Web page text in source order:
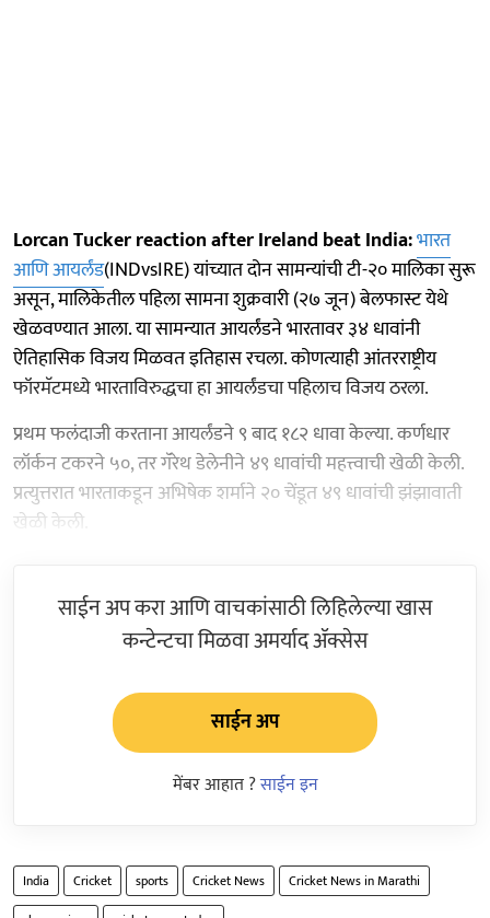
Lorcan Tucker reaction after Ireland beat India:भारत
आणि आयर्लंड(INDvsIRE) यांच्यात दोन सामन्यांची टी-२० मालिका सुरू
असून, मालिकेतील पहिला सामना शुक्रवारी (२७ जून) बेलफास्ट येथे
खेळवण्यात आला. या सामन्यात आयर्लंडने भारतावर ३४ धावांनी
ऐतिहासिक विजय मिळवत इतिहास रचला. कोणत्याही आंतरराष्ट्रीय
फॉरमॅटमध्ये भारताविरुद्धचा हा आयर्लंडचा पहिलाच विजय ठरला.
प्रथम फलंदाजी करताना आयर्लंडने ९ बाद १८२ धावा केल्या. कर्णधार
लॉर्कन टकरने ५०, तर गॅरेथ डेलेनीने ४९ धावांची महत्त्वाची खेळी केली.
प्रत्युत्तरात भारताकडून अभिषेक शर्माने २० चेंडूत ४९ धावांची झंझावाती
खेळी केली.
साईन अप करा आणि वाचकांसाठी लिहिलेल्या खास
कन्टेन्टचा मिळवा अमर्याद ॲक्सेस
साईन अप
मेंबर आहात ?साईन इन
India Cricket sports Cricket News
Cricket News in Marathi